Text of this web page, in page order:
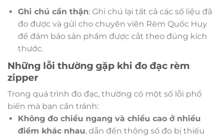
Ghi chú cẩn thận: Ghi chú lại tất cả các số liệu đã
đo được và gửi cho chuyên viên Rèm Quốc Huy
để đảm bảo sản phẩm được cắt theo đúng kích
thước.
Những lỗi thường gặp khi đo đạc rèm
zipper
Trong quá trình đo đạc, thường có một số lỗi phổ
biến mà bạn cần tránh:
Không đo chiều ngang và chiều cao ở nhiều
điểm khác nhau, dẫn đến thông số đo bị thiếu